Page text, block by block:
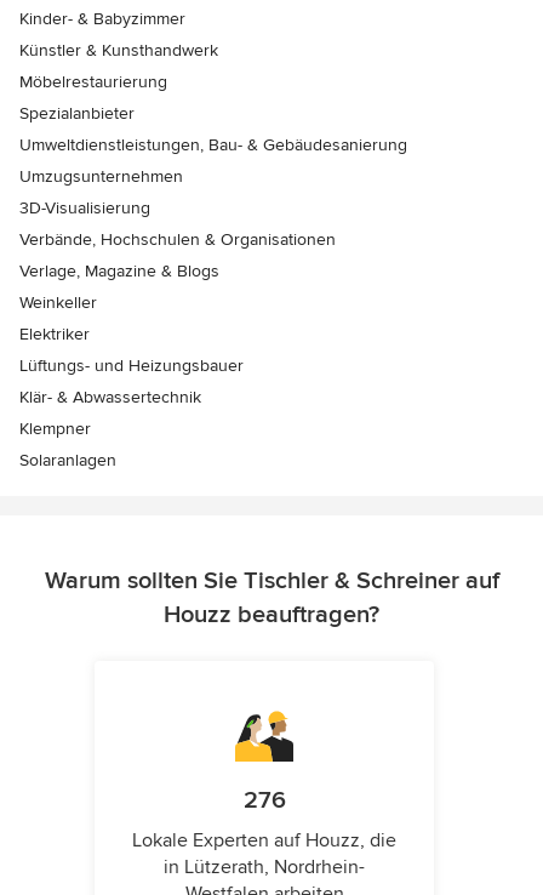
Kinder- & Babyzimmer
Künstler & Kunsthandwerk
Möbelrestaurierung
Spezialanbieter
Umweltdienstleistungen, Bau- & Gebäudesanierung
Umzugsunternehmen
3D-Visualisierung
Verbände, Hochschulen & Organisationen
Verlage, Magazine & Blogs
Weinkeller
Elektriker
Lüftungs- und Heizungsbauer
Klär- & Abwassertechnik
Klempner
Solaranlagen
Warum sollten Sie Tischler & Schreiner auf
Houzz beauftragen?
276
Lokale Experten auf Houzz, die
in Lützerath, Nordrhein-